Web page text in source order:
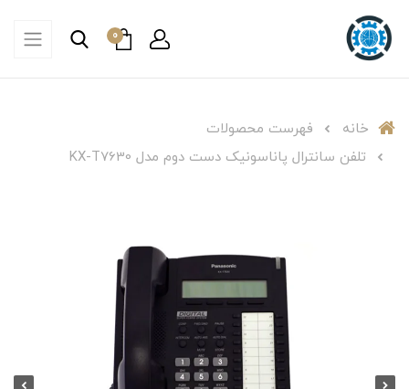
0
خانه
فهرست محصولات
تلفن سانترال پاناسونیک دست دوم مدل KX-T7630